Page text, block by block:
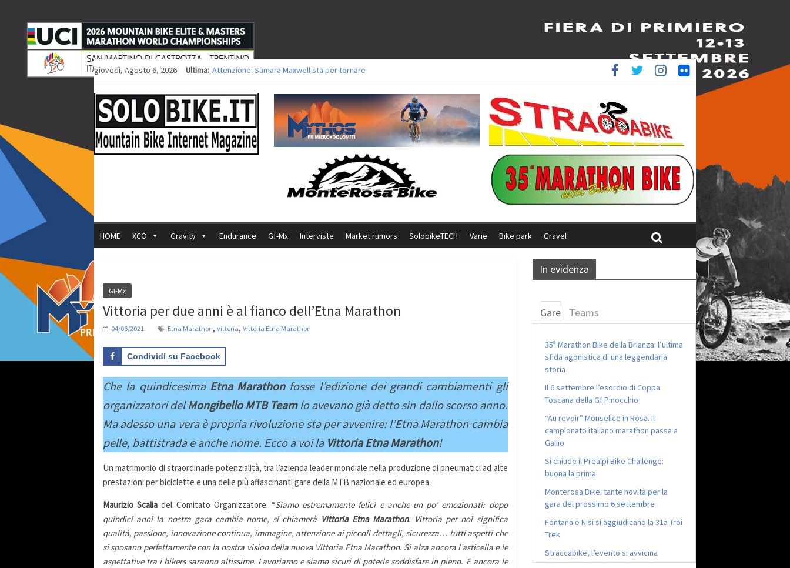
giovedì, Agosto 6, 2026 Ultima: Attenzione: Samara Maxwell sta per tornare
Europei XCO: vittorie per Ghibaudo, Grossmann e Gallis. Signorelli 5^ la migliore tra gli italiani
35ª Marathon Bike della Brianza: l’ultima sfida agonistica di una leggendaria storia
Europei MTB: il Team Relay firma il secondo argento azzurro a Monteceneri
HOME XCO Gravity Endurance Gf-Mx Interviste Market rumors SolobikeTECH Varie Bike park Gravel
Gf-Mx
Vittoria per due anni è al fianco dell’Etna Marathon
04/06/2021 Etna Marathon, vittoria, Vittoria Etna Marathon
Condividi su Facebook
Che la quindicesima Etna Marathonfosse l’edizione dei grandi cambiamenti gli
organizzatori delMongibello MTB Teamlo avevano già detto sin dallo scorso anno.
Ma adesso una vera è propria rivoluzione sta per avvenire: l’Etna Marathon cambia
pelle, battistrada e anche nome. Ecco a voi la Vittoria Etna Marathon!
Un matrimonio di straordinarie potenzialità, tra l’azienda leader mondiale nella produzione di pneumatici ad alte
prestazioni per biciclette e una delle più affascinanti gare della MTB nazionale ed europea.
Maurizio Scalia del Comitato Organizzatore: “Siamo estremamente felici e anche un po’ emozionati: dopo
quindici anni la nostra gara cambia nome, si chiamerà Vittoria Etna Marathon. Vittoria per noi significa
qualità, passione, innovazione continua, immagine, attenzione ai piccoli dettagli, sicurezza… tutti aspetti che
si sposano perfettamente con la nostra vision della nuova Vittoria Etna Marathon. Si alza ancora l’asticella e le
aspettative tra i bikers saranno altissime. Lavoriamo e siamo sicuri di poterle soddisfare in pieno. E ancora le
In evidenza
Gare Teams
35ª Marathon Bike della Brianza: l’ultima
sfida agonistica di una leggendaria
storia
Il 6 settembre l’esordio di Coppa
Toscana della Gf Pinocchio
“Au revoir” Monselice in Rosa. Il
campionato italiano marathon passa a
Gallio
Si chiude il Prealpi Bike Challenge:
buona la prima
Monterosa Bike: tante novità per la
gara del prossimo 6 settembre
Fontana e Nisi si aggiudicano la 31a Troi
Trek
Straccabike, l’evento si avvicina